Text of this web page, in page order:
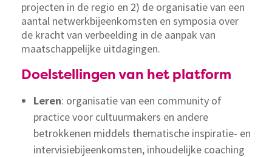
projecten in de regio en 2) de organisatie van een
aantal netwerkbijeenkomsten en symposia over
de kracht van verbeelding in de aanpak van
maatschappelijke uitdagingen.
Doelstellingen van het platform
Leren: organisatie van een community of
practice voor cultuurmakers en andere
betrokkenen middels thematische inspiratie- en
intervisiebijeenkomsten, inhoudelijke coaching